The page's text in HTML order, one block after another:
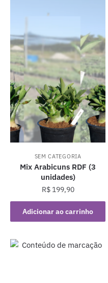
SEM CATEGORIA
Mix Arabicuns RDF (3
unidades)
R$199,90
Adicionar ao carrinho